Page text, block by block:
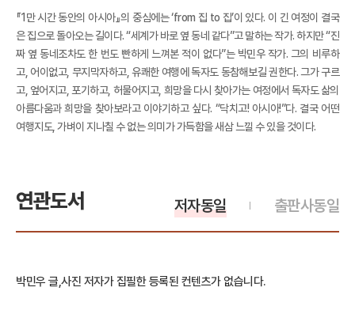
『1만 시간 동안의 아시아』의 중심에는 ‘from 집 to 집’이 있다. 이 긴 여정이 결국
은 집으로 돌아오는 길이다. “세계가 바로 옆 동네 같다”고 말하는 작가. 하지만 “진
짜 옆 동네조차도 한 번도 빤하게 느껴본 적이 없다”는 박민우 작가. 그의 비루하
고, 어이없고, 무지막자하고, 유쾌한 여행에 독자도 동참해보길 권한다. 그가 구르
고, 엎어지고, 포기하고, 허물어지고, 희망을 다시 찾아가는 여정에서 독자도 삶의
아름다움과 희망을 찾아보라고 이야기하고 싶다. “닥치고! 아시아!”다. 결국 어떤
여행지도, 가벼이 지나칠 수 없는 의미가 가득함을 새삼 느낄 수 있을 것이다.
연관도서 출판사동일
저자동일
박민우 글,사진 저자가 집필한 등록된 컨텐츠가 없습니다.